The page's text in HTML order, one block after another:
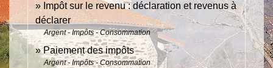
Impôt sur le revenu : déclaration et revenus à
déclarer
Argent - Impôts - Consommation
Paiement des impôts
Argent - Impôts - Consommation